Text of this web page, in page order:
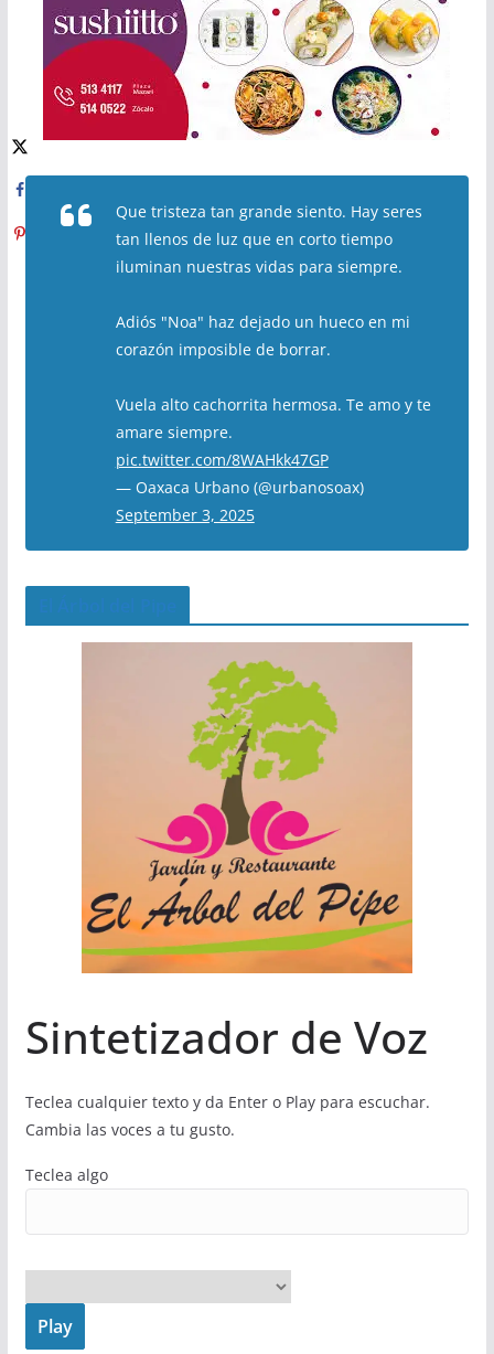
Que tristeza tan grande siento. Hay seres
tan llenos de luz que en corto tiempo
iluminan nuestras vidas para siempre.
Adiós "Noa" haz dejado un hueco en mi
corazón imposible de borrar.
Vuela alto cachorrita hermosa. Te amo y te
amare siempre.
pic.twitter.com/8WAHkk47GP
— Oaxaca Urbano (@urbanosoax)
September 3, 2025
Sintetizador de Voz
Teclea cualquier texto y da Enter o Play para escuchar.
Cambia las voces a tu gusto.
Teclea algo
Play